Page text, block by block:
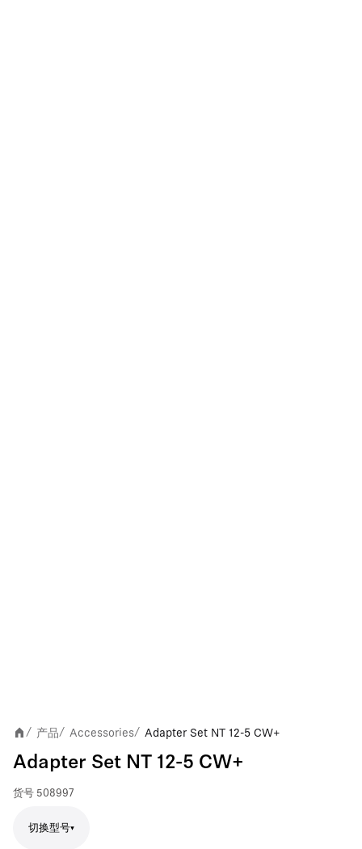
/ 产品/ Accessories/ Adapter Set NT 12-5 CW+
Adapter Set NT 12-5 CW+
货号 508997
切换型号